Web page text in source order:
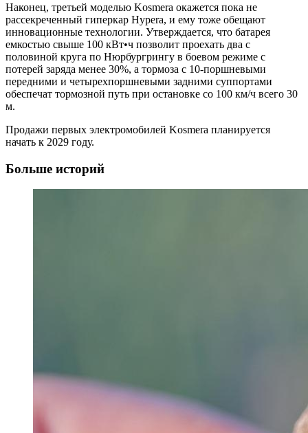
Наконец, третьей моделью Kosmera окажется пока не
рассекреченный гиперкар Hypera, и ему тоже обещают
инновационные технологии. Утверждается, что батарея
емкостью свыше 100 кВт•ч позволит проехать два с
половиной круга по Нюрбургрингу в боевом режиме с
потерей заряда менее 30%, а тормоза с 10-поршневыми
передними и четырехпоршневыми задними суппортами
обеспечат тормозной путь при остановке со 100 км/ч всего 30
м.
Продажи первых электромобилей Kosmera планируется
начать к 2029 году.
Больше историй